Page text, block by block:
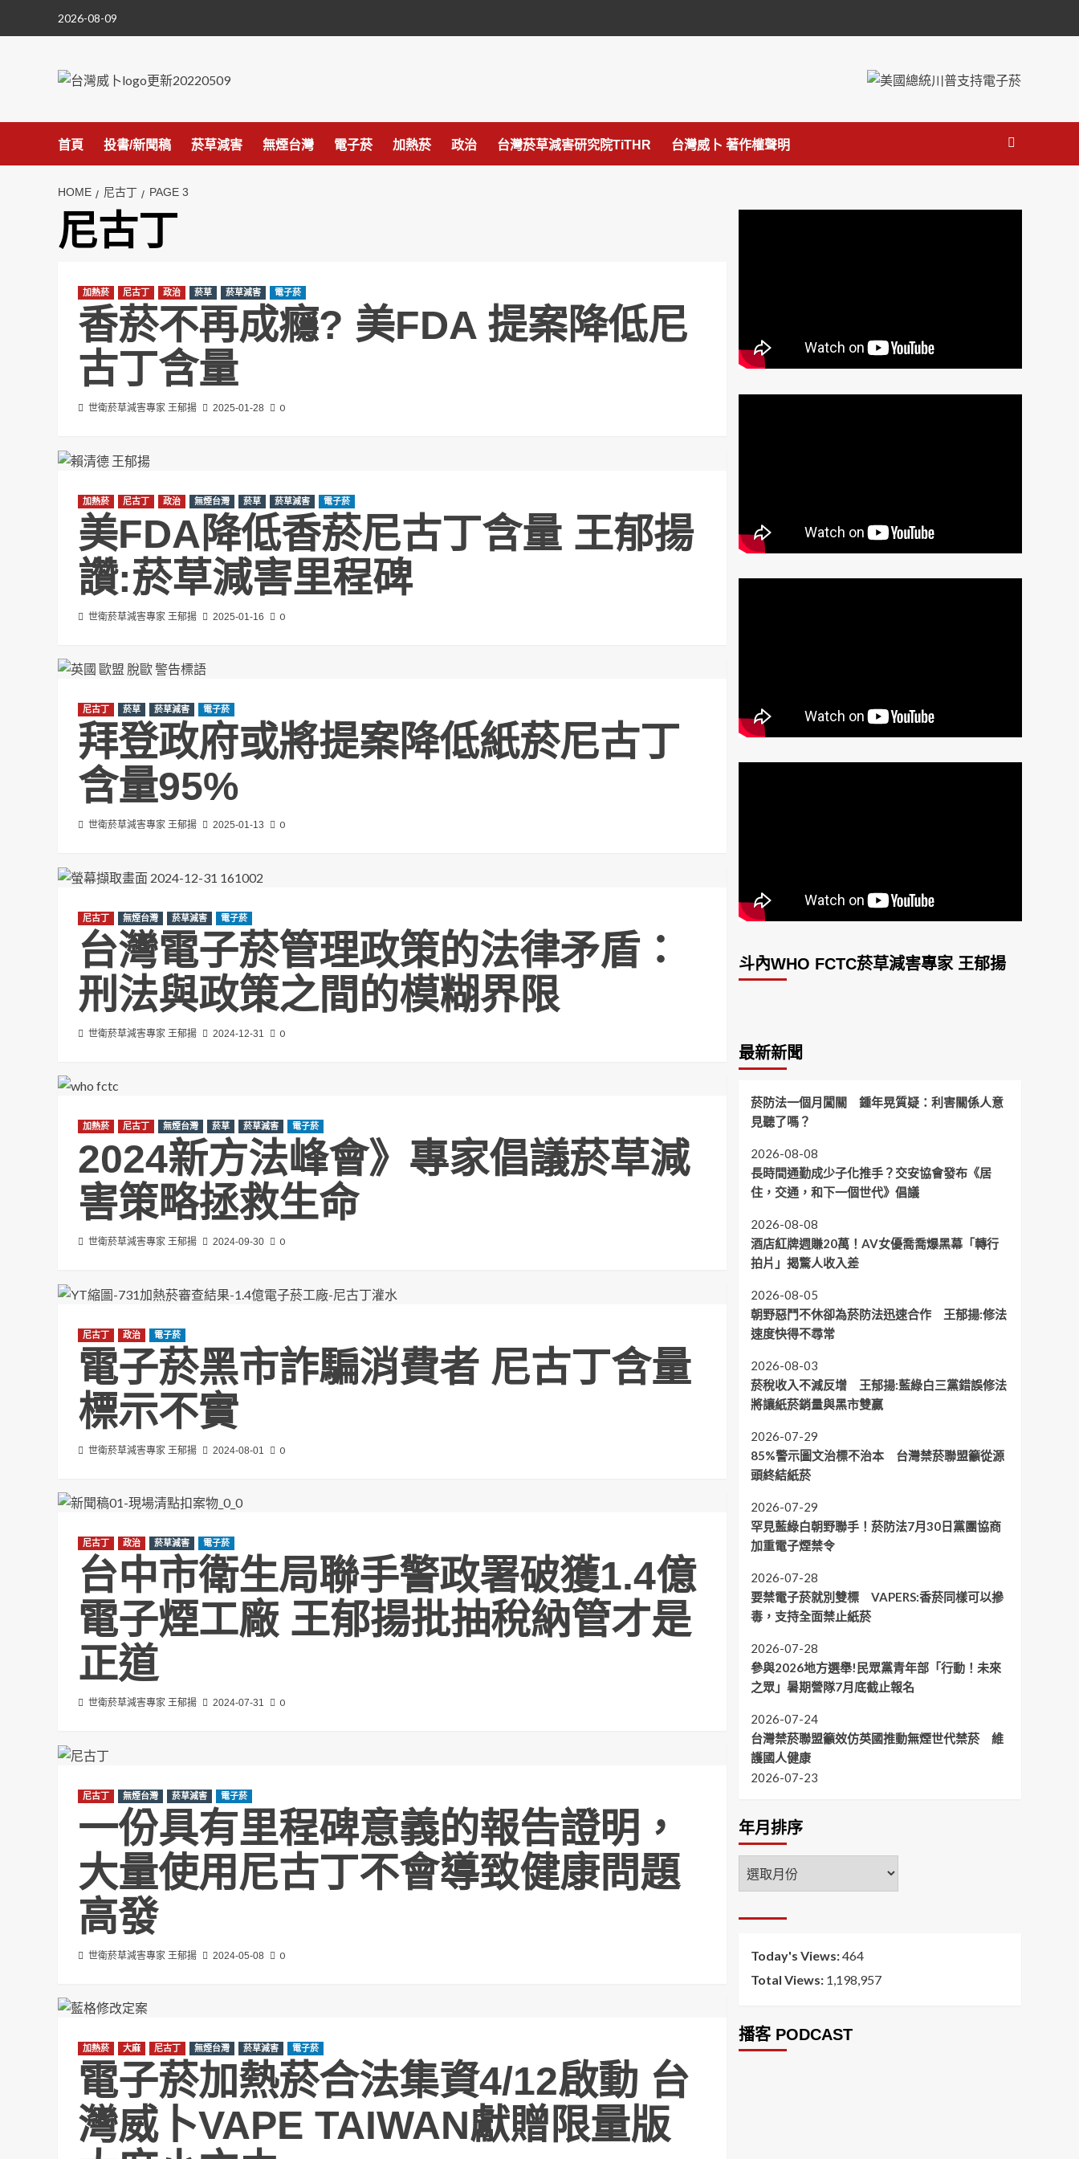
2026-08-09
首頁 投書/新聞稿 菸草減害 無煙台灣 電子菸 加熱菸 政治 台灣菸草減害研究院TiTHR 台灣威卜 著作權聲明
HOME 尼古丁 PAGE 3
尼古丁
加熱菸 尼古丁 政治 菸草 菸草減害 電子菸
香菸不再成癮? 美FDA 提案降低尼
古丁含量
世衛菸草減害專家 王郁揚 2025-01-28 0
加熱菸 尼古丁 政治 無煙台灣 菸草 菸草減害 電子菸
美FDA降低香菸尼古丁含量 王郁揚
讚:菸草減害里程碑
世衛菸草減害專家 王郁揚 2025-01-16 0
尼古丁 菸草 菸草減害 電子菸
拜登政府或將提案降低紙菸尼古丁
含量95%
世衛菸草減害專家 王郁揚 2025-01-13 0
尼古丁 無煙台灣 菸草減害 電子菸
台灣電子菸管理政策的法律矛盾：
刑法與政策之間的模糊界限
世衛菸草減害專家 王郁揚 2024-12-31 0
加熱菸 尼古丁 無煙台灣 菸草 菸草減害 電子菸
2024新方法峰會》專家倡議菸草減
害策略拯救生命
世衛菸草減害專家 王郁揚 2024-09-30 0
尼古丁 政治 電子菸
電子菸黑市詐騙消費者 尼古丁含量
標示不實
世衛菸草減害專家 王郁揚 2024-08-01 0
尼古丁 政治 菸草減害 電子菸
台中市衛生局聯手警政署破獲1.4億
電子煙工廠 王郁揚批抽稅納管才是
正道
世衛菸草減害專家 王郁揚 2024-07-31 0
尼古丁 無煙台灣 菸草減害 電子菸
一份具有里程碑意義的報告證明，
大量使用尼古丁不會導致健康問題
高發
世衛菸草減害專家 王郁揚 2024-05-08 0
加熱菸 大麻 尼古丁 無煙台灣 菸草減害 電子菸
電子菸加熱菸合法集資4/12啟動 台
灣威卜VAPE TAIWAN獻贈限量版
斗內WHO FCTC菸草減害專家 王郁揚
最新新聞
菸防法一個月闖關 鍾年晃質疑：利害關係人意
見聽了嗎？
2026-08-08
長時間通勤成少子化推手？交安協會發布《居
住，交通，和下一個世代》倡議
2026-08-08
酒店紅牌週賺20萬！AV女優喬喬爆黑幕「轉行
拍片」揭驚人收入差
2026-08-05
朝野惡鬥不休卻為菸防法迅速合作 王郁揚:修法
速度快得不尋常
2026-08-03
菸稅收入不減反增 王郁揚:藍綠白三黨錯誤修法
將讓紙菸銷量與黑市雙贏
2026-07-29
85%警示圖文治標不治本 台灣禁菸聯盟籲從源
頭終結紙菸
2026-07-29
罕見藍綠白朝野聯手！菸防法7月30日黨團協商
加重電子煙禁令
2026-07-28
要禁電子菸就別雙標 VAPERS:香菸同樣可以摻
毒，支持全面禁止紙菸
2026-07-28
參與2026地方選舉!民眾黨青年部「行動！未來
之眾」暑期營隊7月底截止報名
2026-07-24
台灣禁菸聯盟籲效仿英國推動無煙世代禁菸 維
護國人健康
2026-07-23
年月排序
年
月
序
Today's Views:464
Total Views: 1,198,957
播客 PODCAST